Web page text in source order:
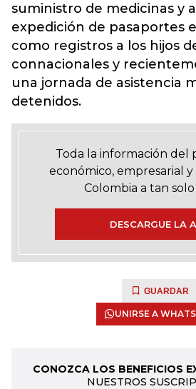
suministro de medicinas y
expedición de pasaportes
como registros a los hijos
connacionales y
una jornada de asistencia
detenidos.
Toda la información del
económico, empresarial
Colombia a tan
DESCARGUE LA
GUARDAR
UNIRSE A
CONOZCA LOS BENEFICIOS
NUESTROS